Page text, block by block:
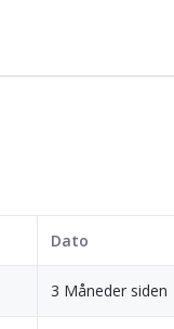
Dato
3 Måneder siden